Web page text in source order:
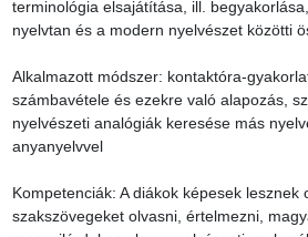
terminológia elsajátítása, ill.
nyelvtan és a modern nyelvészet közötti
Alkalmazott módszer: kontaktóra-
számbavétele és ezekre való alapozás,
nyelvészeti analógiák keresése más
anyanyelvvel
Kompetenciák: A diákok képesek lesznek
szakszövegeket olvasni, értelmezni,